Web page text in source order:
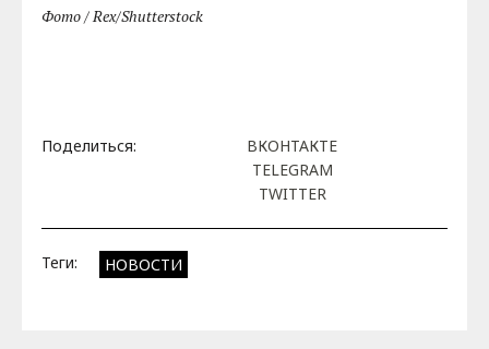
Фото / Rex/Shutterstock
Поделиться:
ВКОНТАКТЕ
TELEGRAM
TWITTER
Теги: НОВОСТИ